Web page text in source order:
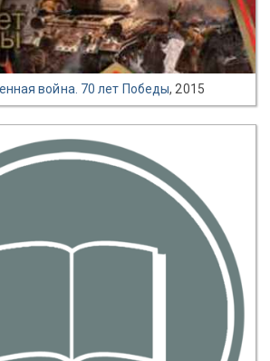
война. 70 лет Победы, 2015